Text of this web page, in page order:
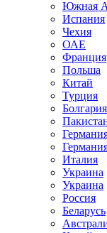
Южная
Испания
Чехия
ОАЕ
Франция
Польша
Китай
Турция
Болгария
Италия
Украина
Украина
Россия
Беларусь